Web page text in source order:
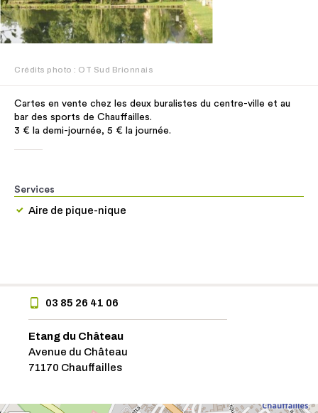
Crédits photo : OT Sud Brionnais
Cartes en vente chez les deux buralistes du centre-ville et au
bar des sports de Chauffailles.
3 € la demi-journée, 5 € la journée.
Services
Aire de pique-nique
03 85 26 41 06
Etang du Château
Avenue du Château
71170 Chauffailles